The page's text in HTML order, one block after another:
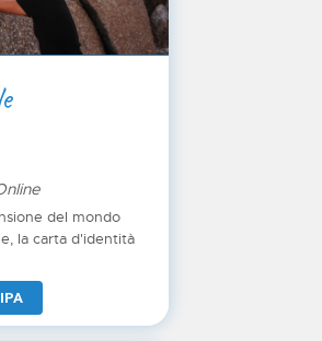
del mondo
la carta d'identità